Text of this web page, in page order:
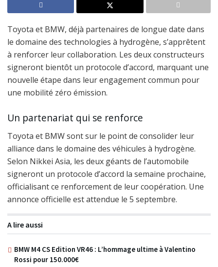
Toyota et BMW, déjà partenaires de longue date dans
le domaine des technologies à hydrogène, s’apprêtent
à renforcer leur collaboration. Les deux constructeurs
signeront bientôt un protocole d’accord, marquant une
nouvelle étape dans leur engagement commun pour
une mobilité zéro émission.
Un partenariat qui se renforce
Toyota et BMW sont sur le point de consolider leur
alliance dans le domaine des véhicules à hydrogène.
Selon Nikkei Asia, les deux géants de l’automobile
signeront un protocole d’accord la semaine prochaine,
officialisant ce renforcement de leur coopération. Une
annonce officielle est attendue le 5 septembre.
A lire aussi
BMW M4 CS Edition VR46 : L’hommage ultime à Valentino
Rossi pour 150.000€